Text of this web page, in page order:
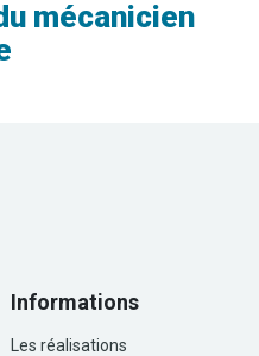
mécanicien
Informations
Les réalisations